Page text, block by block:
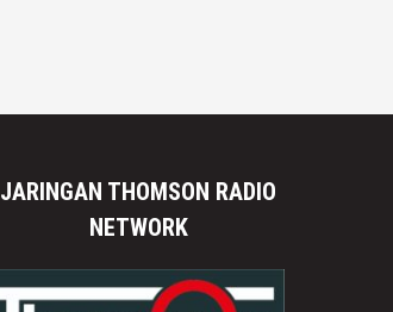
JARINGAN THOMSON RADIO
NETWORK